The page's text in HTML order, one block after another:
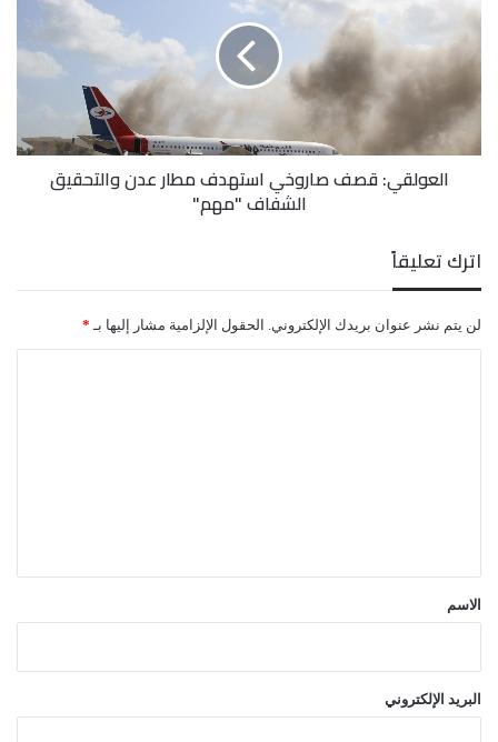
للقانون الدولي الإنساني.
صاروخي
استهدف
مطار
والتحقيق
الشفاف
"مهم"
العولقي: قصف صاروخي استهدف مطار عدن والتحقيق
الشفاف "مهم"
اترك تعليقاً
لن يتم نشر عنوان بريدك الإلكتروني. الحقول الإلزامية مشار إليها بـ *
*الاسم
البريد الإلكتروني